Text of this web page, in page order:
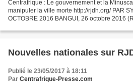
Centrafrique : Le gouvernement et la
manipuler la ville morte http://rjdh.org/ PAR
OCTOBRE 2016 BANGUI, 26 octobre 2016
Nouvelles nationales sur
Publié le 23/05/2017 à 18:11
Par Centrafrique-Presse.com